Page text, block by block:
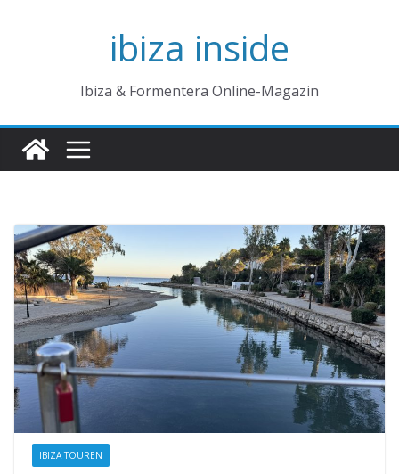
ibiza inside
Ibiza & Formentera Online-Magazin
IBIZA TOUREN